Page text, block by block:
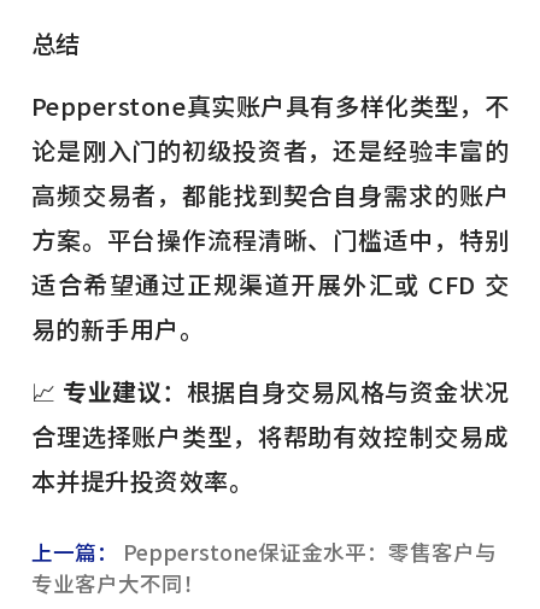
总结
Pepperstone真实账户具有多样化类型，不
论是刚入门的初级投资者，还是经验丰富的
高频交易者，都能找到契合自身需求的账户
方案。平台操作流程清晰、门槛适中，特别
适合希望通过正规渠道开展外汇或 CFD 交
易的新手用户。
📈 专业建议：根据自身交易风格与资金状况
合理选择账户类型，将帮助有效控制交易成
本并提升投资效率。
上一篇：
Pepperstone保证金水平：零售客户与
专业客户大不同！